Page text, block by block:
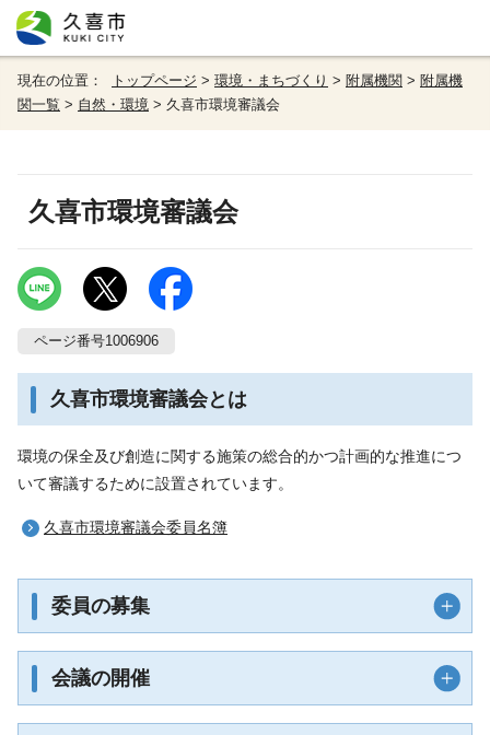
現在の位置： トップページ > 環境・まちづくり > 附属機関 > 附属機
関一覧 > 自然・環境 > 久喜市環境審議会
久喜市環境審議会
ページ番号1006906
久喜市環境審議会とは
環境の保全及び創造に関する施策の総合的かつ計画的な推進につ
いて審議するために設置されています。
久喜市環境審議会委員名簿
委員の募集
会議の開催